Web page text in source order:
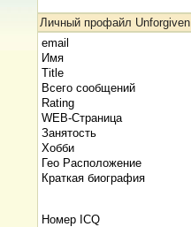
Личный профайл Unforgiven
email
Имя
Title
Всего сообщений
Rating
WEB-Страница
Занятость
Хобби
Гео Расположение
Краткая биография
Номер ICQ